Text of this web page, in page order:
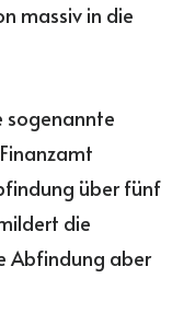
massiv in die
sogenannte
über fünf
die
Abfindung aber